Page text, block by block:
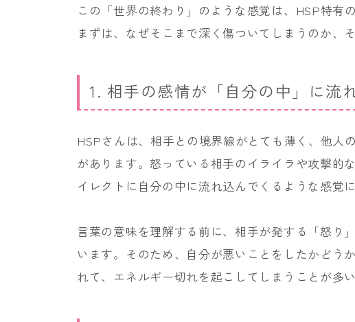
この「世界の終わり」のような感覚は、HSP特有
まずは、なぜそこまで深く傷ついてしまうのか、
1. 相手の感情が「自分の中」に流
HSPさんは、相手との境界線がとても薄く、他人
があります。怒っている相手のイライラや攻撃的
イレクトに自分の中に流れ込んでくるような感覚
言葉の意味を理解する前に、相手が発する「怒り
います。そのため、自分が悪いことをしたかどう
れて、エネルギー切れを起こしてしまうことが多い